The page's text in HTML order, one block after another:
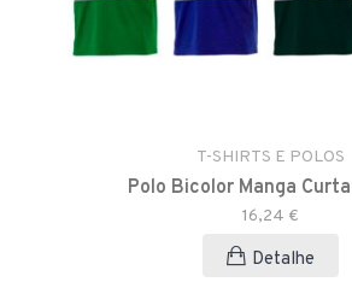
T-SHIRTS E POLOS
Polo Bicolor Manga Curta
16,24 €
Detalhe